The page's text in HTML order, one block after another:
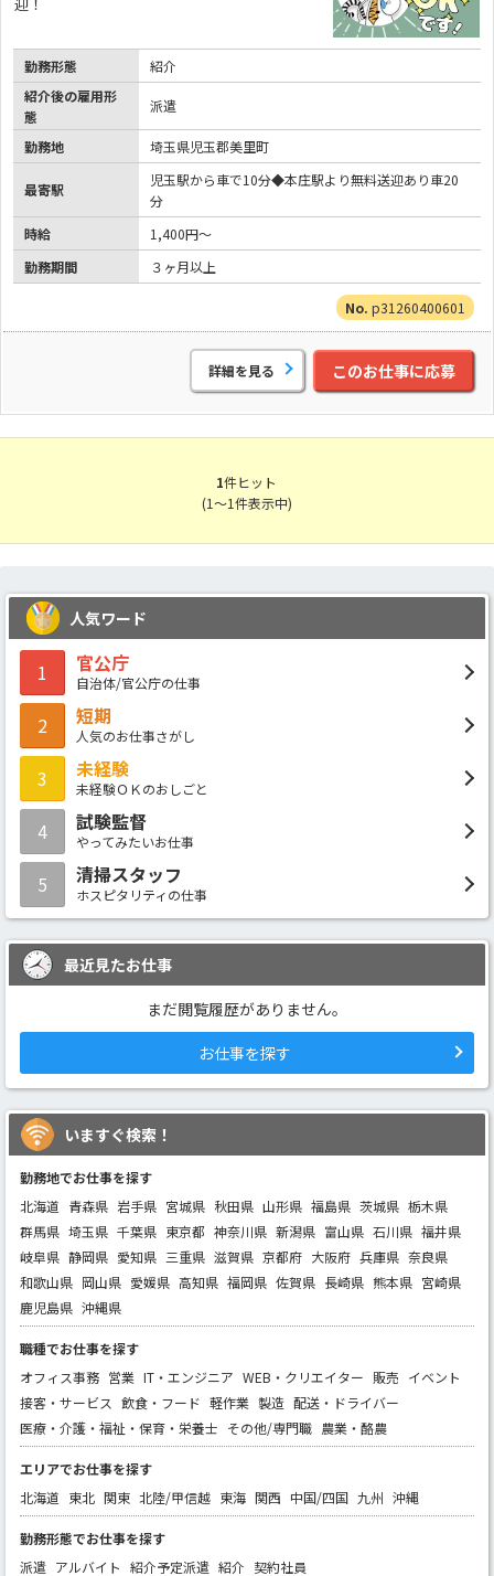
迎！
勤務形態
紹介
紹介後の雇用形
態
派遣
勤務地 埼玉県児玉郡美里町
最寄駅
児玉駅から車で10分◆本庄駅より無料送迎あり車20
分
時給
1,400円～
勤務期間
３ヶ月以上
p31260400601
詳細を見る このお仕事に応募
1件ヒット
(1～1件表示中)
人気ワード
1 官公庁
自治体/官公庁の仕事
2 短期
人気のお仕事さがし
3 未経験
未経験ＯＫのおしごと
4 試験監督
やってみたいお仕事
5 清掃スタッフ
ホスピタリティの仕事
最近見たお仕事
まだ閲覧履歴がありません。
お仕事を探す
いますぐ検索！
勤務地でお仕事を探す
北海道 青森県 岩手県 宮城県 秋田県 山形県 福島県 茨城県 栃木県
群馬県 埼玉県 千葉県 東京都 神奈川県 新潟県 富山県 石川県 福井県
岐阜県 静岡県 愛知県 三重県 滋賀県 京都府 大阪府 兵庫県 奈良県
和歌山県 岡山県 愛媛県 高知県 福岡県 佐賀県 長崎県 熊本県 宮崎県
鹿児島県 沖縄県
職種でお仕事を探す
オフィス事務 営業 IT・エンジニア WEB・クリエイター 販売 イベント
接客・サービス 飲食・フード 軽作業 製造 配送・ドライバー
医療・介護・福祉・保育・栄養士 その他/専門職 農業・酪農
エリアでお仕事を探す
北海道 東北 関東 北陸/甲信越 東海 関西 中国/四国 九州 沖縄
勤務形態でお仕事を探す
派遣 アルバイト 紹介予定派遣 紹介 契約社員